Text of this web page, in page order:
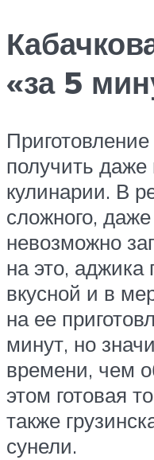
«за 5
получить даже
кулинарии. В
сложного,
невозможно
на это, аджика
вкусной и в
на ее
минут, но
времени, чем
этом готовая
также
сунели.